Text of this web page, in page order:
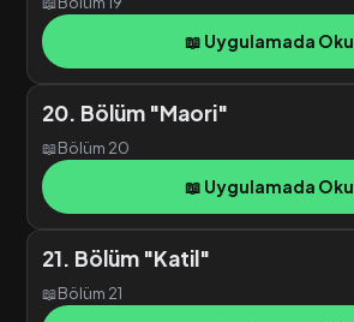
📖 Uygulamada Oku
20. Bölüm "Maori"
📖Bölüm 20
📖 Uygulamada Oku
21. Bölüm "Katil"
📖Bölüm 21